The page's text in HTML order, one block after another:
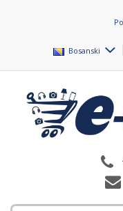
Bosanski